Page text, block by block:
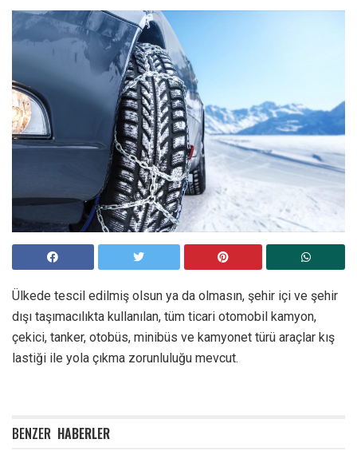
Ülkede tescil edilmiş olsun ya da olmasın, şehir içi ve şehir
dışı taşımacılıkta kullanılan, tüm ticari otomobil kamyon,
çekici, tanker, otobüs, minibüs ve kamyonet türü araçlar kış
lastiği ile yola çıkma zorunluluğu mevcut.
BENZER HABERLER